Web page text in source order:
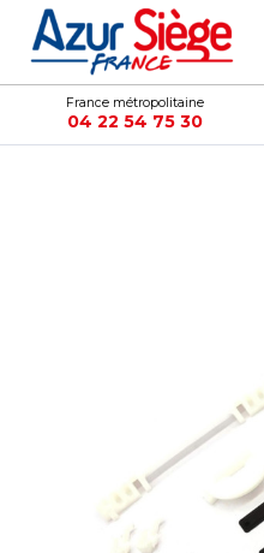
France métropolitaine
04 22 54 75 30
Panneau de gestion des cookies